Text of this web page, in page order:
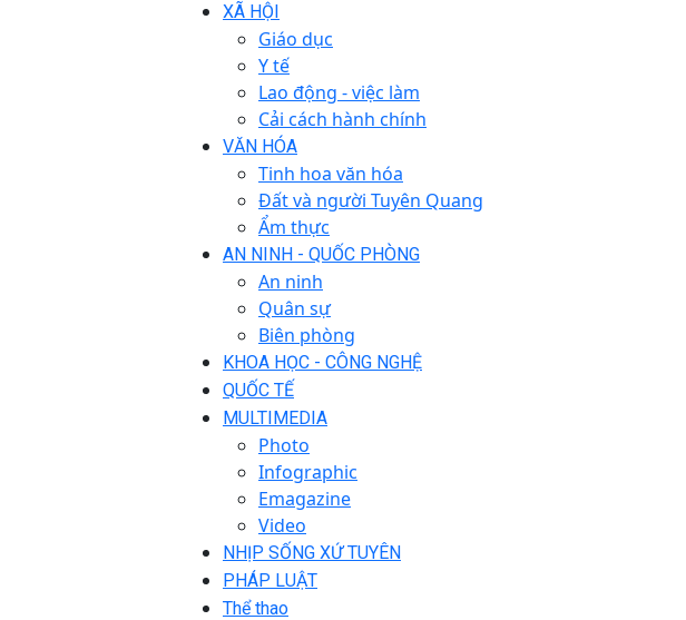
XÃ HỘI
Giáo dục
Y tế
Lao động - việc làm
Cải cách hành chính
VĂN HÓA
Tinh hoa văn hóa
Đất và người Tuyên Quang
Ẩm thực
AN NINH - QUỐC PHÒNG
An ninh
Quân sự
Biên phòng
KHOA HỌC - CÔNG NGHỆ
QUỐC TẾ
MULTIMEDIA
Photo
Infographic
Emagazine
Video
NHỊP SỐNG XỨ TUYÊN
PHÁP LUẬT
Thể thao